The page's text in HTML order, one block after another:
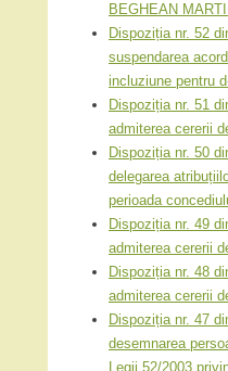
BEGHEAN
Dispoziția nr. 52
suspendarea
incluziune pentru
Dispoziția nr. 51
admiterea cererii
Dispoziția nr. 50
delegarea
perioada
Dispoziția nr. 49
admiterea cererii
Dispoziția nr. 48
admiterea cererii
Dispoziția nr. 47
desemnarea
Legii 52/2003